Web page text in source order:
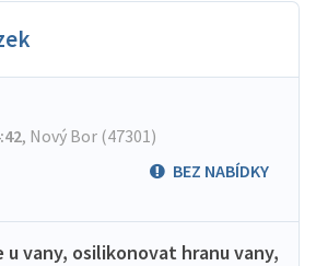
, Nový Bor (47301)
BEZ NABÍDKY
u vany, osilikonovat hranu vany,